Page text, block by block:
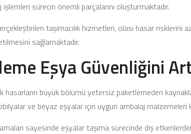
sürecin önemli parçalarını oluşturmaktadır.
taşımacılık hizmetleri, olası hasar risklerini
sağlamaktadır.
Eşya Güvenliğini
hasarların büyük bölümü yetersiz paketlemeden
ve beyaz eşyalar için uygun ambalaj malzemeleri
sayesinde eşyalar taşıma sürecinde dış